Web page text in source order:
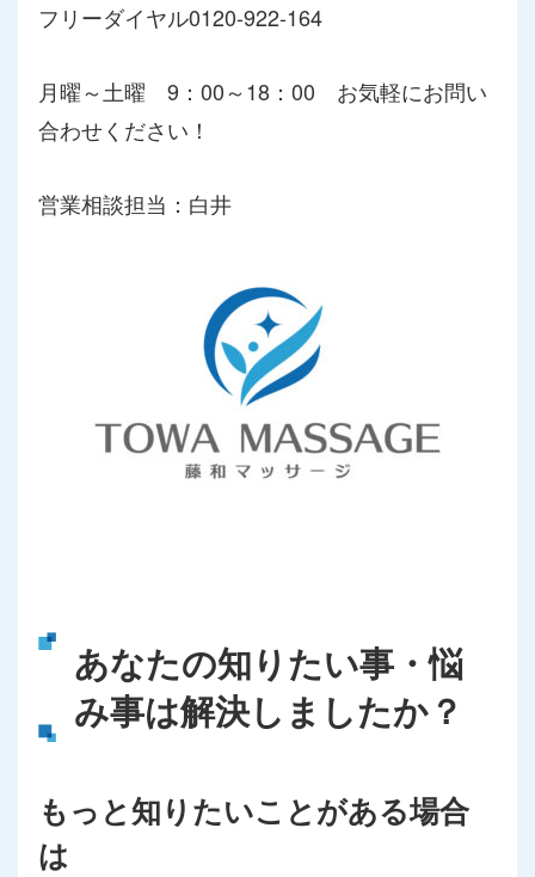
フリーダイヤル0120-922-164
月曜～土曜 9：00～18：00 お気軽にお問い
合わせください！
営業相談担当：白井
あなたの知りたい事・悩
み事は解決しましたか？
もっと知りたいことがある場合
は